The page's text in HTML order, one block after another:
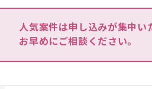
人気案件は申し込みが集中い
お早めにご相談ください。